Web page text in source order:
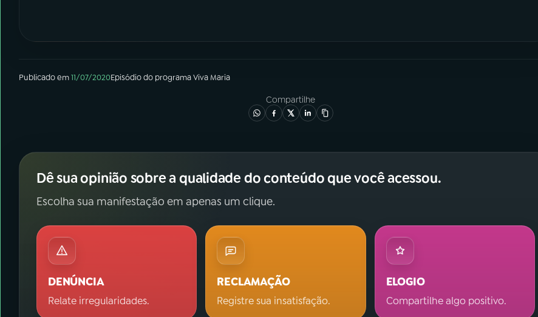
Publicado em11/07/2020Episódiodo programaViva Maria
Compartilhe
Dê sua opinião sobre a qualidade do conteúdo que você acessou.
Escolha sua manifestação em apenas um clique.
DENÚNCIA
Relate irregularidades.
RECLAMAÇÃO
Registre sua insatisfação.
ELOGIO
Compartilhe algo positivo.